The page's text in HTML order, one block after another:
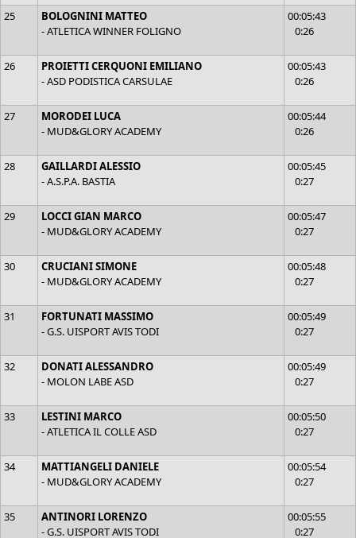
25
BOLOGNINI MATTEO
- ATLETICA WINNER FOLIGNO
00:05:43
0:26
26
PROIETTI CERQUONI EMILIANO
- ASD PODISTICA CARSULAE
00:05:43
0:26
27
MORODEI LUCA
- MUD&GLORY ACADEMY
00:05:44
0:26
28
GAILLARDI ALESSIO
- A.S.P.A. BASTIA
00:05:45
0:27
29
LOCCI GIAN MARCO
- MUD&GLORY ACADEMY
00:05:47
0:27
30
CRUCIANI SIMONE
- MUD&GLORY ACADEMY
00:05:48
0:27
31
FORTUNATI MASSIMO
- G.S. UISPORT AVIS TODI
00:05:49
0:27
32
DONATI ALESSANDRO
- MOLON LABE ASD
00:05:49
0:27
33
LESTINI MARCO
- ATLETICA IL COLLE ASD
00:05:50
0:27
34
MATTIANGELI DANIELE
- MUD&GLORY ACADEMY
00:05:54
0:27
35
ANTINORI LORENZO
- G.S. UISPORT AVIS TODI
00:05:55
0:27